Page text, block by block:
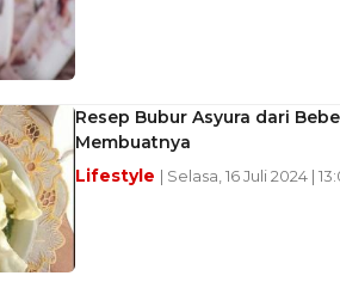
Resep Bubur Asyura dari
Membuatnya
Lifestyle | Selasa, 16 Juli 2024 |